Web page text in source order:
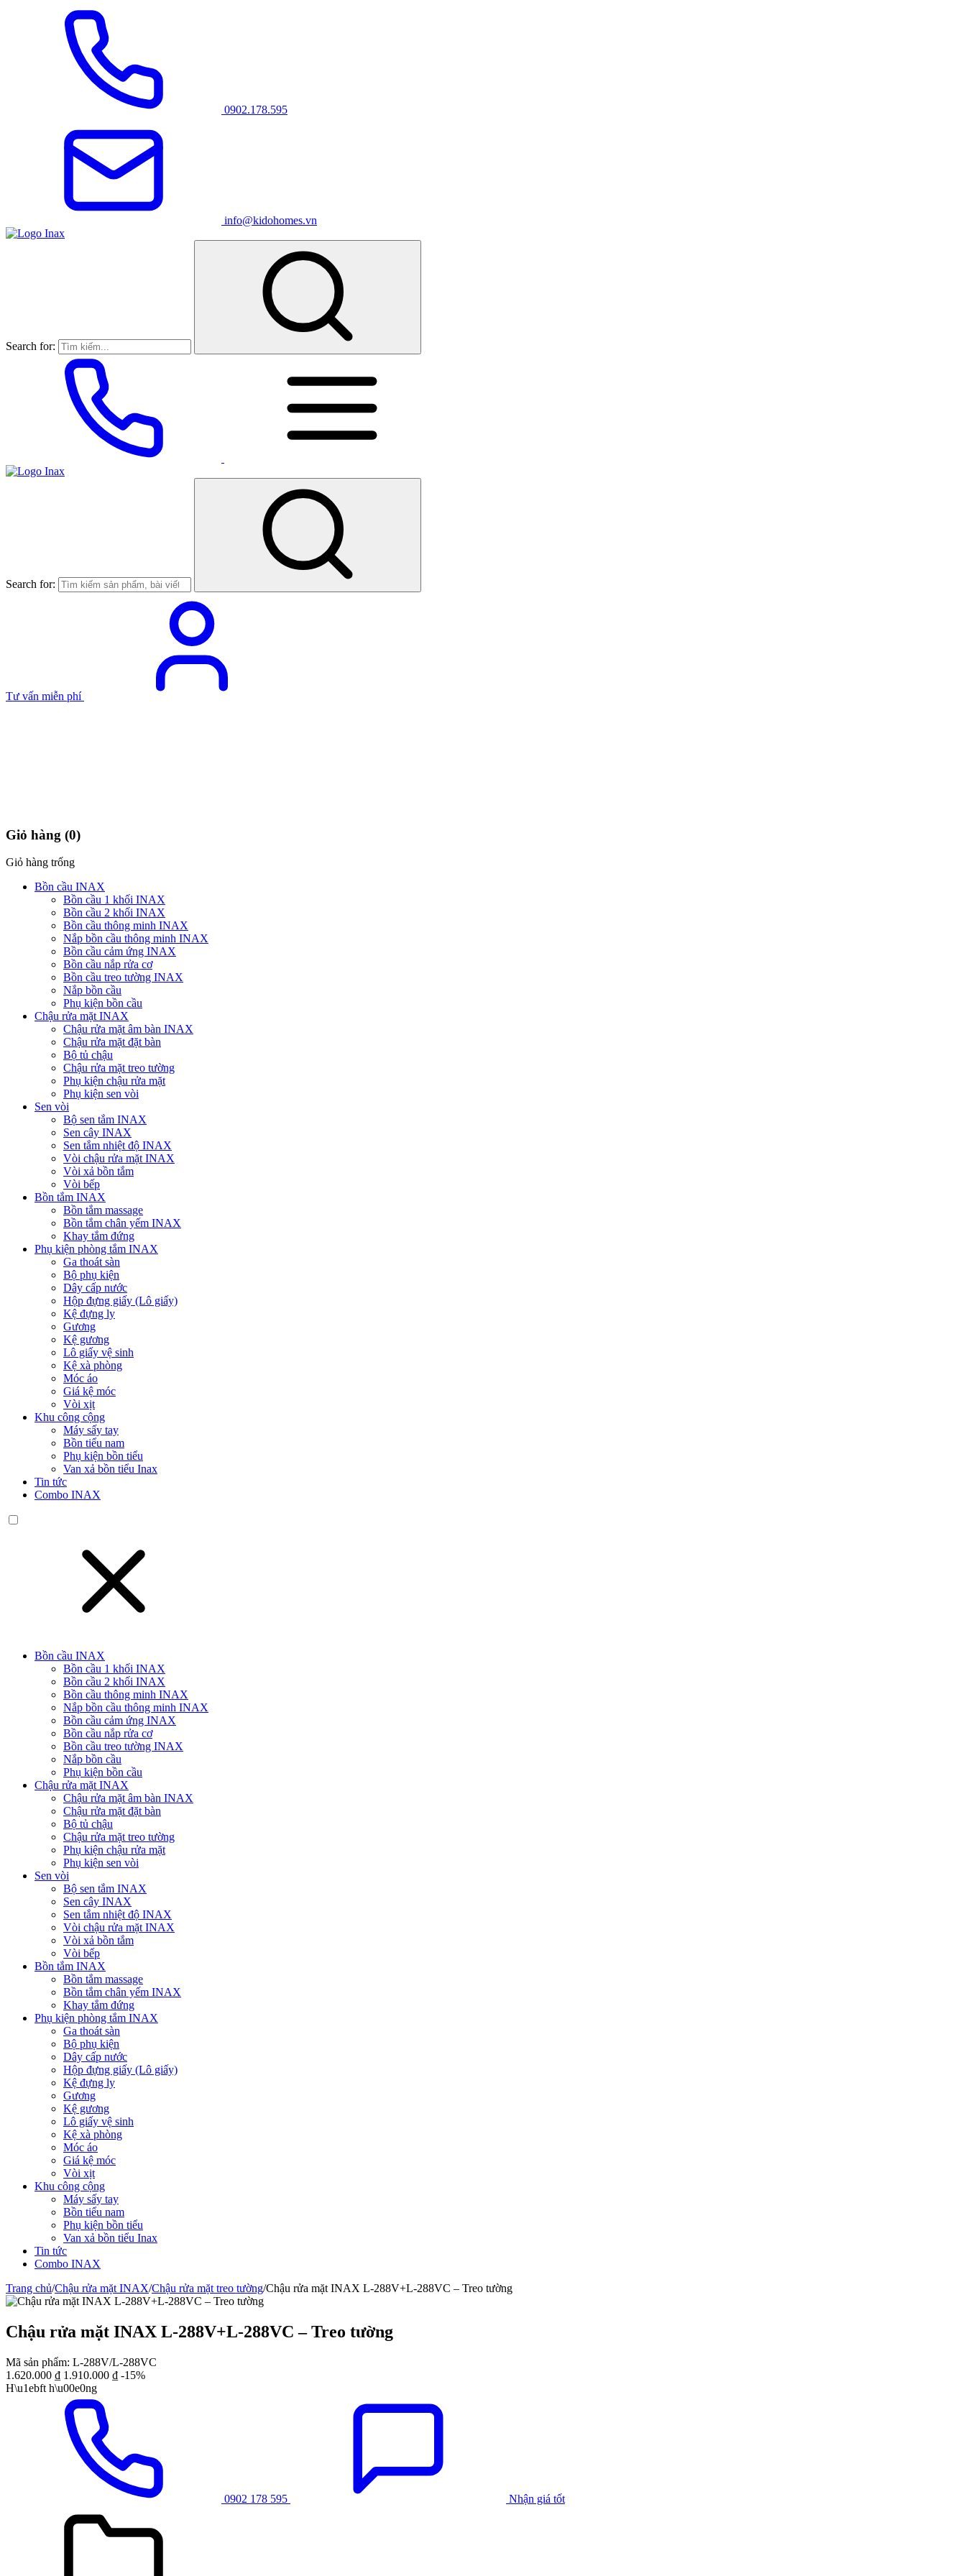
0902.178.595
info@kidohomes.vn
Search for:
Search for:
Tư vấn miễn phí
Giỏ hàng (0)
Giỏ hàng trống
Bồn cầu INAX
Bồn cầu 1 khối INAX
Bồn cầu 2 khối INAX
Bồn cầu thông minh INAX
Nắp bồn cầu thông minh INAX
Bồn cầu cảm ứng INAX
Bồn cầu nắp rửa cơ
Bồn cầu treo tường INAX
Nắp bồn cầu
Phụ kiện bồn cầu
Chậu rửa mặt INAX
Chậu rửa mặt âm bàn INAX
Chậu rửa mặt đặt bàn
Bộ tủ chậu
Chậu rửa mặt treo tường
Phụ kiện chậu rửa mặt
Phụ kiện sen vòi
Sen vòi
Bộ sen tắm INAX
Sen cây INAX
Sen tắm nhiệt độ INAX
Vòi chậu rửa mặt INAX
Vòi xả bồn tắm
Vòi bếp
Bồn tắm INAX
Bồn tắm massage
Bồn tắm chân yếm INAX
Khay tắm đứng
Phụ kiện phòng tắm INAX
Ga thoát sàn
Bộ phụ kiện
Dây cấp nước
Hộp đựng giấy (Lô giấy)
Kệ đựng ly
Gương
Kệ gương
Lô giấy vệ sinh
Kệ xà phòng
Móc áo
Giá kệ móc
Vòi xịt
Khu công cộng
Máy sấy tay
Bồn tiểu nam
Phụ kiện bồn tiểu
Van xả bồn tiểu Inax
Tin tức
Combo INAX
Bồn cầu INAX
Bồn cầu 1 khối INAX
Bồn cầu 2 khối INAX
Bồn cầu thông minh INAX
Nắp bồn cầu thông minh INAX
Bồn cầu cảm ứng INAX
Bồn cầu nắp rửa cơ
Bồn cầu treo tường INAX
Nắp bồn cầu
Phụ kiện bồn cầu
Chậu rửa mặt INAX
Chậu rửa mặt âm bàn INAX
Chậu rửa mặt đặt bàn
Bộ tủ chậu
Chậu rửa mặt treo tường
Phụ kiện chậu rửa mặt
Phụ kiện sen vòi
Sen vòi
Bộ sen tắm INAX
Sen cây INAX
Sen tắm nhiệt độ INAX
Vòi chậu rửa mặt INAX
Vòi xả bồn tắm
Vòi bếp
Bồn tắm INAX
Bồn tắm massage
Bồn tắm chân yếm INAX
Khay tắm đứng
Phụ kiện phòng tắm INAX
Ga thoát sàn
Bộ phụ kiện
Dây cấp nước
Hộp đựng giấy (Lô giấy)
Kệ đựng ly
Gương
Kệ gương
Lô giấy vệ sinh
Kệ xà phòng
Móc áo
Giá kệ móc
Vòi xịt
Khu công cộng
Máy sấy tay
Bồn tiểu nam
Phụ kiện bồn tiểu
Van xả bồn tiểu Inax
Tin tức
Combo INAX
Trang chủ/Chậu rửa mặt INAX/Chậu rửa mặt treo tường/Chậu rửa mặt INAX L-288V+L-288VC – Treo tường
Chậu rửa mặt INAX L-288V+L-288VC – Treo tường
Mã sản phẩm: L-288V/L-288VC
1.620.000 ₫ 1.910.000 ₫ -15%
H\u1ebft h\u00e0ng
0902 178 595 Nhận giá tốt